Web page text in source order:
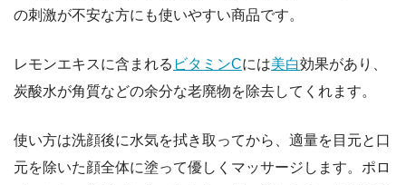
の刺激が不安な方にも使いやすい商品です。
レモンエキスに含まれる ビタミンCには美白効果があり、
炭酸水が角質などの余分な老廃物を除去してくれます。
使い方は洗顔後に水気を拭き取ってから、適量を目元と口
元を除いた顔全体に塗って優しくマッサージします。ポロ